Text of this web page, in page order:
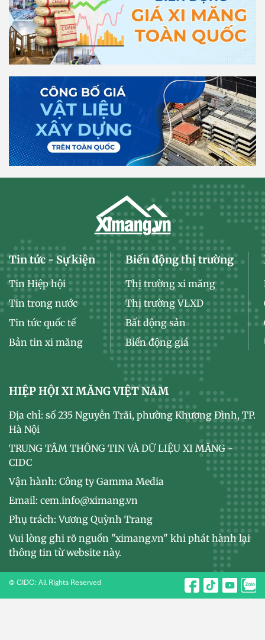
Tin tức - Sự kiện
Tin Hiệp hội
Tin trong nước
Tin tức quốc tế
Bản tin xi măng
Biến động thị trường
Thị trường xi măng
Thị trường VLXD
Bất động sản
Biến động giá
HIỆP HỘI XI MĂNG VIỆT NAM
Địa chỉ: số 235 Nguyễn Trãi, phường Khương Đình, TP.
Hà Nội
TRUNG TÂM THÔNG TIN VÀ DỮ LIỆU XI MĂNG -
CIDC
Vận hành: Công ty Gamma Media
Email: cem.info@ximang.vn
Phụ trách: Vương Quỳnh Trang
Vui lòng ghi rõ nguồn "ximang.vn" khi phát hành lại
thông tin từ website này.
© CIDC: All Rights Reserved